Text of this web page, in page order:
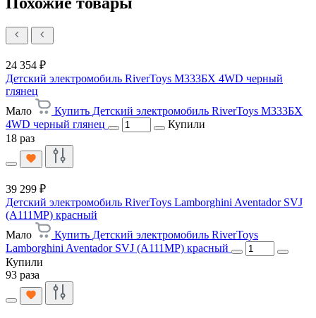
24 354 ₽
Детский электромобиль RiverToys М333БХ 4WD черный
глянец
Мало
Купить Детский электромобиль RiverToys М333БХ
4WD черный глянец
Купили
18 раз
39 299 ₽
Детский электромобиль RiverToys Lamborghini Aventador SVJ
(A111MP) красный
Мало
Купить Детский электромобиль RiverToys
Lamborghini Aventador SVJ (A111MP) красный
Купили
93 раза